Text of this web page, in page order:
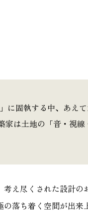
に固執する中、あえ
は土地の「音・視
え尽くされた設計の
落ち着く空間が出来